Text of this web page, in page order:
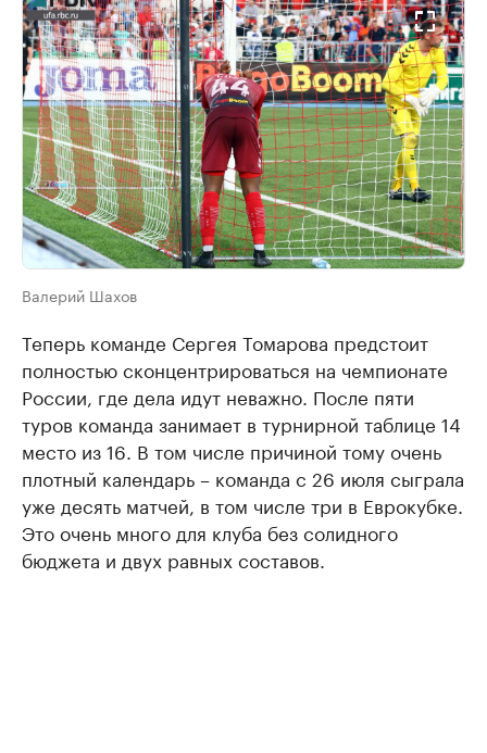
Валерий Шахов
Теперь команде Сергея Томарова предстоит
полностью сконцентрироваться на чемпионате
России, где дела идут неважно. После пяти
туров команда занимает в турнирной таблице 14
место из 16. В том числе причиной тому очень
плотный календарь – команда с 26 июля сыграла
уже десять матчей, в том числе три в Еврокубке.
Это очень много для клуба без солидного
бюджета и двух равных составов.